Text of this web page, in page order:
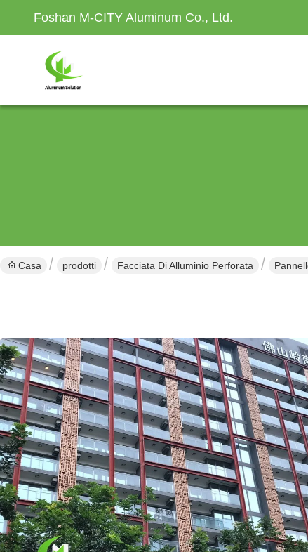
Foshan M-CITY Aluminum Co., Ltd.
Casa prodotti Facciata Di Alluminio Perforata